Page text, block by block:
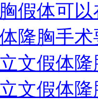
假体可
隆胸手
文假体
文假体